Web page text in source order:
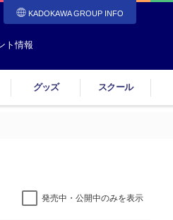
KADOKAWA GROUP INFO
ト情報
グッズ スクール
発売中・公開中のみを表示